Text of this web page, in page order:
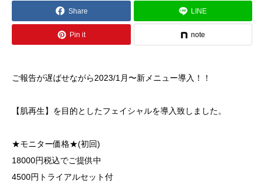
Share LINE
Pin it note
ご報告が遅ばせながら2023/1月〜新メニュー導入！！
【肌再生】を目的としたフェイシャルを導入致しました。
★モニター価格★(初回)
18000円税込でご提供中
4500円トライアルセット付